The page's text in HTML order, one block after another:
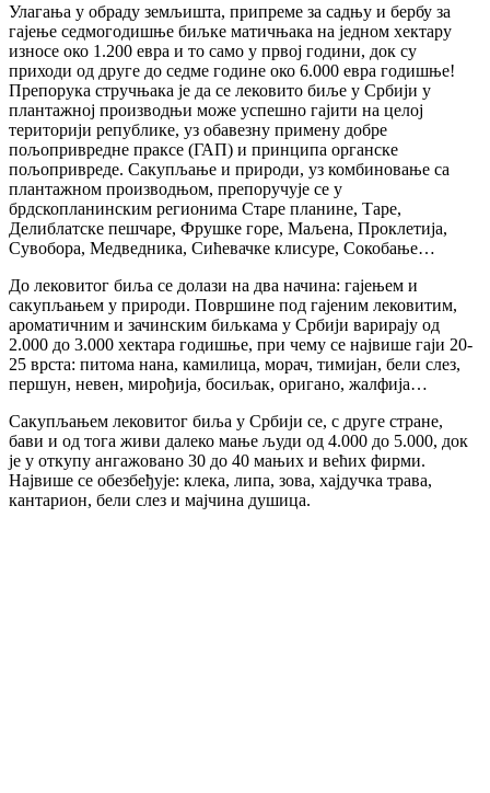
Улагања у обраду земљишта, припреме за садњу и бербу за
гајење седмогодишње биљке матичњака на једном хектару
износе око 1.200 евра и то само у првој години, док су
приходи од друге до седме године око 6.000 евра годишње!
Препорука стручњака је да се лековито биље у Србији у
плантажној производњи може успешно гајити на целој
територији републике, уз обавезну примену добре
пољопривредне праксе (ГАП) и принципа органске
пољопривреде. Сакупљање и природи, уз комбиновање са
плантажном производњом, препоручује се у
брдскопланинским регионима Старе планине, Таре,
Делиблатске пешчаре, Фрушке горе, Маљена, Проклетија,
Сувобора, Медведника, Сићевачке клисуре, Сокобање…
До лековитог биља се долази на два начина: гајењем и
сакупљањем у природи. Површине под гајеним лековитим,
ароматичним и зачинским биљкама у Србији варирају од
2.000 до 3.000 хектара годишње, при чему се највише гаји 20-
25 врста: питома нана, камилица, морач, тимијан, бели слез,
першун, невен, мирођија, босиљак, оригано, жалфија…
Сакупљањем лековитог биља у Србији се, с друге стране,
бави и од тога живи далеко мање људи од 4.000 до 5.000, док
је у откупу ангажовано 30 до 40 мањих и већих фирми.
Највише се обезбеђује: клека, липа, зова, хајдучка трава,
кантарион, бели слез и мајчина душица.